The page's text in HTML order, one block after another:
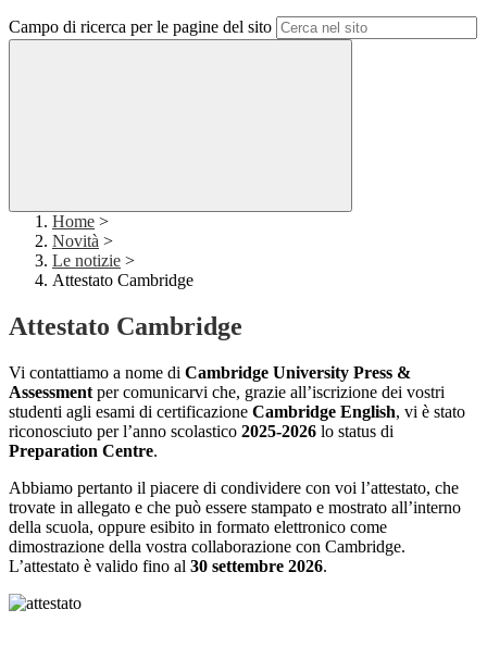
Campo di ricerca per le pagine del sito
Home >
Novità >
Le notizie >
Attestato Cambridge
Attestato Cambridge
Vi contattiamo a nome di Cambridge University Press &
Assessment per comunicarvi che, grazie all’iscrizione dei vostri
studenti agli esami di certificazione Cambridge English, vi è stato
riconosciuto per l’anno scolastico 2025-2026 lo status di
Preparation Centre.
Abbiamo pertanto il piacere di condividere con voi l’attestato, che
trovate in allegato e che può essere stampato e mostrato all’interno
della scuola, oppure esibito in formato elettronico come
dimostrazione della vostra collaborazione con Cambridge.
L’attestato è valido fino al 30 settembre 2026.